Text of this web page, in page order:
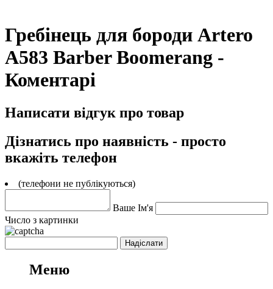
Гребінець для бороди Artero
A583 Barber Boomerang -
Коментарі
Написати відгук про товар
Дізнатись про наявність - просто
вкажіть телефон
(телефони не публікуються)
Ваше Ім'я
Число з картинки
Меню